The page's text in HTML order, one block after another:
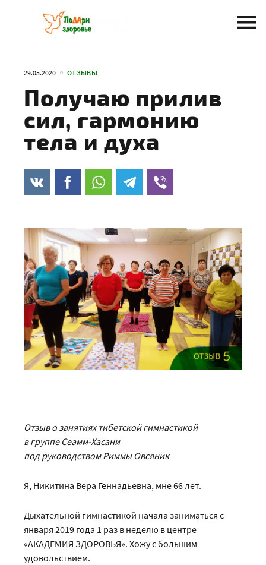
содержанию
29.05.2020 ОТЗЫВЫ
Получаю прилив
сил, гармонию
тела и духа
Отзыв о занятиях тибетской гимнастикой
в группе Сеамм-Хасани
под руководством Риммы Овсяник
Я, Никитина Вера Геннадьевна, мне 66 лет.
Дыхательной гимнастикой начала заниматься с
января 2019 года 1 раз в неделю в центре
«АКАДЕМИЯ ЗДОРОВЬЯ». Хожу с большим
удовольствием.